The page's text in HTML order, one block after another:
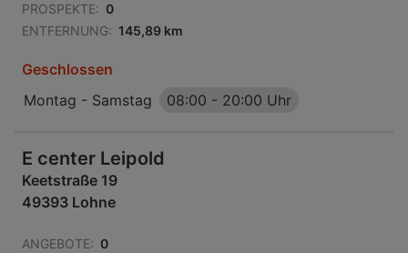
PROSPEKTE: 0
ENTFERNUNG: 145,89 km
Geschlossen
Montag - Samstag
08:00 - 20:00 Uhr
E center Leipold
Keetstraße 19
49393 Lohne
ANGEBOTE: 0